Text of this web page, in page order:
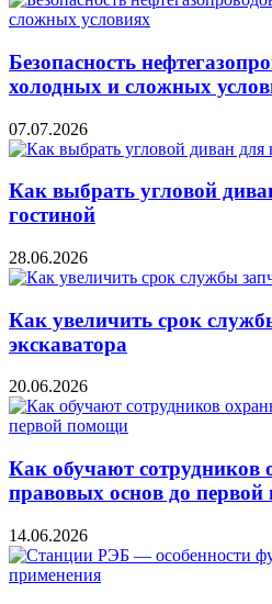
Безопасность
холодных и сложных
07.07.2026
Как выбрать угловой
гостиной
28.06.2026
Как увеличить срок
экскаватора
20.06.2026
Как обучают
правовых основ до
14.06.2026